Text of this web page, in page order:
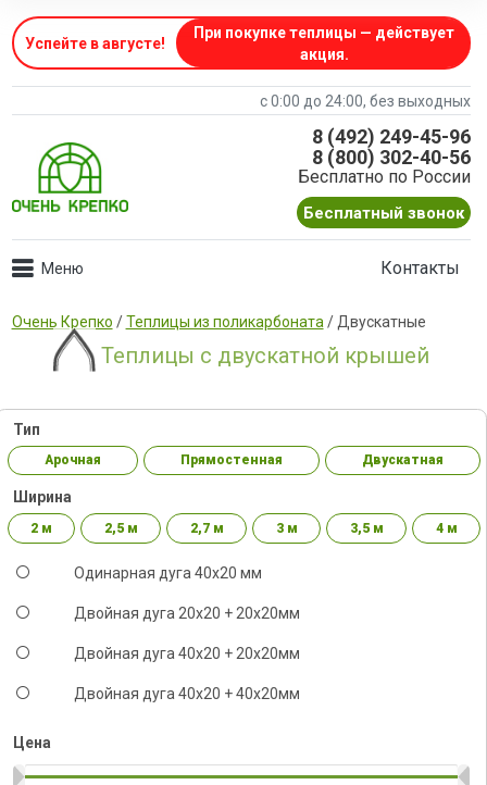
Успейте в августе!
При покупке теплицы — действует
акция.
с 0:00 до 24:00, без выходных
8 (492) 249-45-96
8 (800) 302-40-56
Бесплатно по России
Бесплатный звонок
Контакты
Очень Крепко /Теплицы из поликарбоната / Двускатные
Теплицы с двускатной крышей
Тип
Арочная Прямостенная Двускатная
Ширина
2 м 2,5 м 2,7 м 3 м 3,5 м 4 м
Одинарная дуга 40х20 мм
Двойная дуга 20х20 + 20х20мм
Двойная дуга 40х20 + 20х20мм
Двойная дуга 40x20 + 40х20мм
Цена